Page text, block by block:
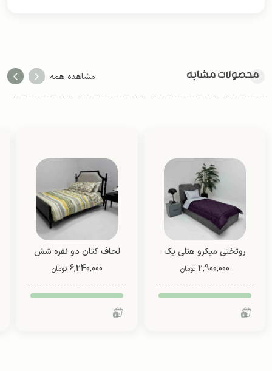
محصولات مشابه مشاهده همه
روتختی میکرو هتلی یک
نفره دو رو (طرح 2)
2,900,000 تومان
لحاف کتان دو نفره شش
تیکه
6,240,000 تومان